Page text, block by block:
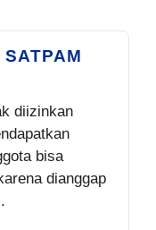
diizinkan
bisa
dianggap